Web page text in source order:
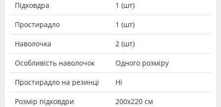
Підковдра 1 (шт)
Простирадло 1 (шт)
Наволочка 2 (шт)
Особливість наволочок Одного розміру
Простирадло на резинці Ні
Розмір підковдри 200х220 см